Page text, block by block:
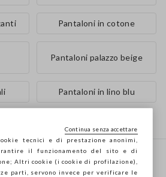
Pantaloni in cotone
Pantaloni palazzo beige
Pantaloni in lino blu
tecnici e di prestazione anonimi,
il funzionamento del sito e di
Altri cookie (i cookie di profilazione),
parti, servono invece per verificare le
Continua senza accettare